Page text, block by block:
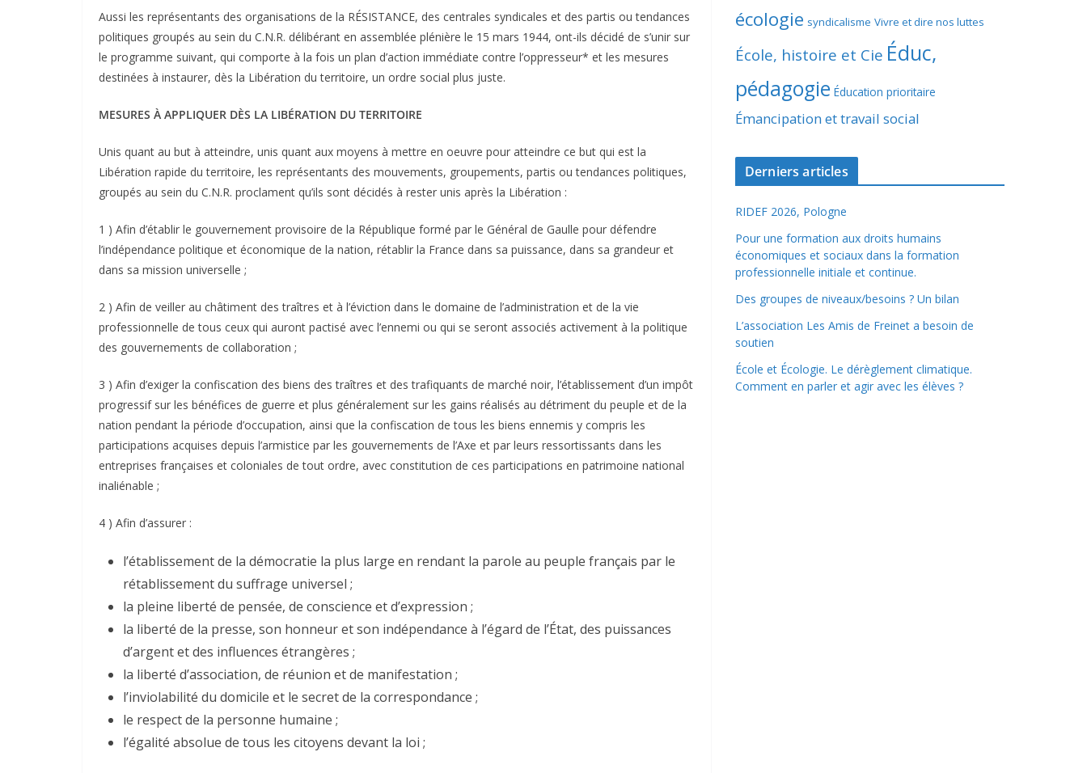
Aussi les représentants des organisations de la RÉSISTANCE, des centrales syndicales et des partis ou tendances
politiques groupés au sein du C.N.R. délibérant en assemblée plénière le 15 mars 1944, ont-ils décidé de s’unir sur
le programme suivant, qui comporte à la fois un plan d’action immédiate contre l’oppresseur* et les mesures
destinées à instaurer, dès la Libération du territoire, un ordre social plus juste.
MESURES À APPLIQUER DÈS LA LIBÉRATION DU TERRITOIRE
Unis quant au but à atteindre, unis quant aux moyens à mettre en oeuvre pour atteindre ce but qui est la
Libération rapide du territoire, les représentants des mouvements, groupements, partis ou tendances politiques,
groupés au sein du C.N.R. proclament qu’ils sont décidés à rester unis après la Libération :
1 ) Afin d’établir le gouvernement provisoire de la République formé par le Général de Gaulle pour défendre
l’indépendance politique et économique de la nation, rétablir la France dans sa puissance, dans sa grandeur et
dans sa mission universelle ;
2 ) Afin de veiller au châtiment des traîtres et à l’éviction dans le domaine de l’administration et de la vie
professionnelle de tous ceux qui auront pactisé avec l’ennemi ou qui se seront associés activement à la politique
des gouvernements de collaboration ;
3 ) Afin d’exiger la confiscation des biens des traîtres et des trafiquants de marché noir, l’établissement d’un impôt
progressif sur les bénéfices de guerre et plus généralement sur les gains réalisés au détriment du peuple et de la
nation pendant la période d’occupation, ainsi que la confiscation de tous les biens ennemis y compris les
participations acquises depuis l’armistice par les gouvernements de l’Axe et par leurs ressortissants dans les
entreprises françaises et coloniales de tout ordre, avec constitution de ces participations en patrimoine national
inaliénable ;
4 ) Afin d’assurer :
l’établissement de la démocratie la plus large en rendant la parole au peuple français par le
rétablissement du suffrage universel ;
la pleine liberté de pensée, de conscience et d’expression ;
la liberté de la presse, son honneur et son indépendance à l’égard de l’État, des puissances
d’argent et des influences étrangères ;
la liberté d’association, de réunion et de manifestation ;
l’inviolabilité du domicile et le secret de la correspondance ;
le respect de la personne humaine ;
l’égalité absolue de tous les citoyens devant la loi ;
écologie syndicalisme Vivre et dire nos luttes
École, histoire et Cie Éduc,
pédagogie Éducation prioritaire
Émancipation et travail social
Derniers articles
RIDEF 2026, Pologne
Pour une formation aux droits humains
économiques et sociaux dans la formation
professionnelle initiale et continue.
Des groupes de niveaux/besoins ? Un bilan
L’association Les Amis de Freinet a besoin de
soutien
École et Écologie. Le dérèglement climatique.
Comment en parler et agir avec les élèves ?